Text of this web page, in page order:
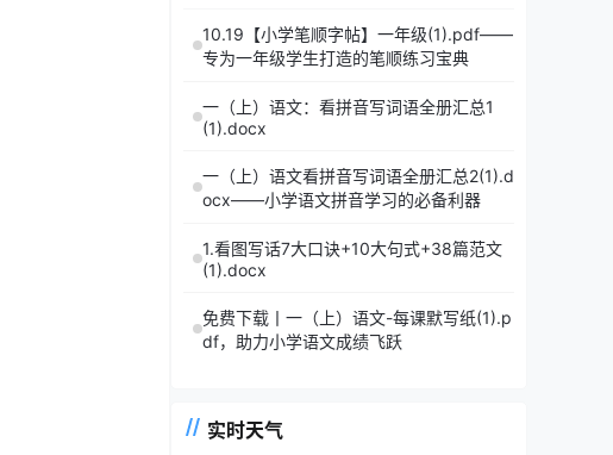
10.19【小学笔顺字帖】一年级(1).pdf——
专为一年级学生打造的笔顺练习宝典
一（上）语文：看拼音写词语全册汇总1
(1).docx
一（上）语文看拼音写词语全册汇总2(1).d
ocx——小学语文拼音学习的必备利器
1.看图写话7大口诀+10大句式+38篇范文
(1).docx
免费下载丨一（上）语文-每课默写纸(1).p
df，助力小学语文成绩飞跃
实时天气